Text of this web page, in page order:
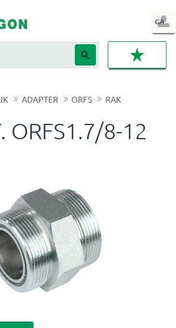
GA
IN
ADAPTER ORFS RAK
ORFS1.7/8-12